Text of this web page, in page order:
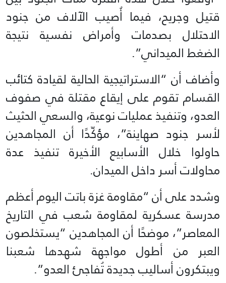
قتيل وجريح، فيما أُصيب الآلاف من جنود
الاحتلال بصدمات وأمراض نفسية نتيجة
الضغط الميداني”.
وأضاف أن “الاستراتيجية الحالية لقيادة كتائب
القسام تقوم على إيقاع مقتلة في صفوف
العدو، وتنفيذ عمليات نوعية، والسعي الحثيث
لأسر جنود صهاينة”، مؤكّدًا أن المجاهدين
حاولوا خلال الأسابيع الأخيرة تنفيذ عدة
محاولات أسر داخل الميدان.
وشدد على أن “مقاومة غزة باتت اليوم أعظم
مدرسة عسكرية لمقاومة شعب في التاريخ
المعاصر”، موضحًا أن المجاهدين “يستخلصون
العبر من أطول مواجهة شهدها شعبنا
ويبتكرون أساليب جديدة تُفاجئ العدو”.